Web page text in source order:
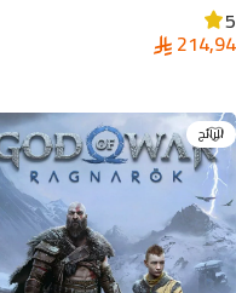
5
214,94
الرائج